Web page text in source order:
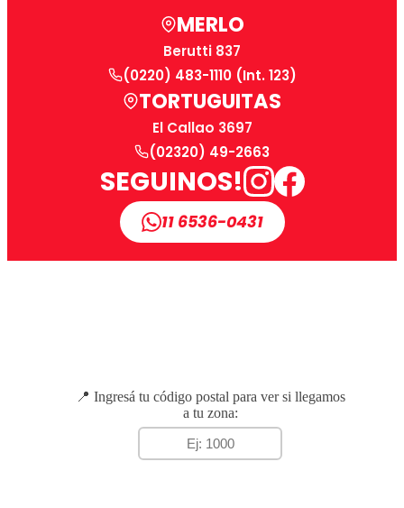
MERLO
Berutti 837
(0220) 483-1110 (Int. 123)
TORTUGUITAS
El Callao 3697
(02320) 49-2663
SEGUINOS!
11 6536-0431
📍 Ingresá tu código postal para ver si llegamos
a tu zona: